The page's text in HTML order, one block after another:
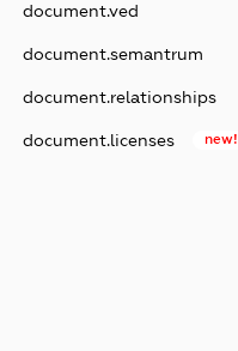
document.ved
document.semantrum
document.relationships
document.licenses new!